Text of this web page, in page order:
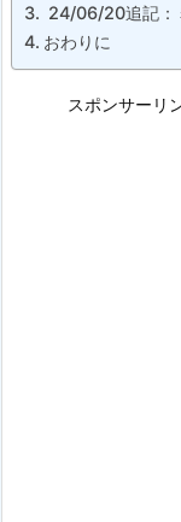
24/06/20追記：
おわりに
スポンサーリ